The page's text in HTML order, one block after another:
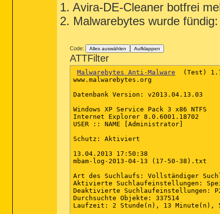
1. Avira-DE-Cleaner botfrei
2. Malwarebytes wurde fündig:
Code: Alles auswählen Aufklappen
ATTFilter
Malwarebytes Anti-Malware
(Test)
www.malwarebytes.org
Datenbank Version: v2013.04.13.03
Windows XP Service Pack 3 x86 NTFS
Internet Explorer 8.0.6001.18702
USER :: NAME [Administrator]
Schutz: Aktiviert
13.04.2013 17:50:38
mbam-log-2013-04-13 (17-50-38).txt
Art des Suchlaufs: Vollständiger
Aktivierte Suchlaufeinstellungen:
Deaktivierte Suchlaufeinstellungen:
Durchsuchte Objekte: 337514
Laufzeit: 2 Stunde(n), 13 Minute(n),